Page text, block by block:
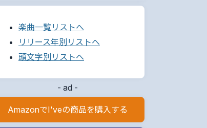
楽曲一覧リストへ
リリース年別リストへ
頭文字別リストへ
- ad -
AmazonでI'veの商品を購入する